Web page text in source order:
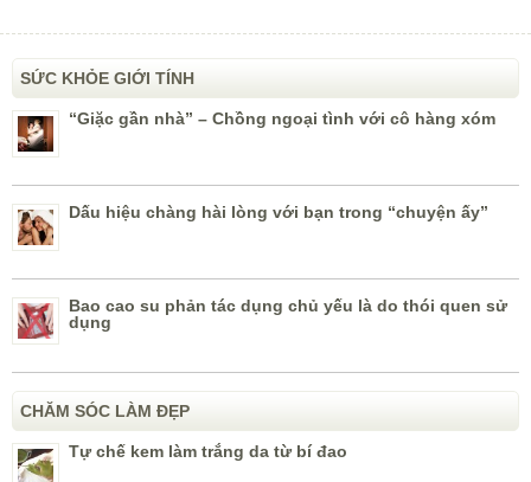
SỨC KHỎE GIỚI TÍNH
“Giặc gần nhà” – Chồng ngoại tình với cô hàng xóm
Dấu hiệu chàng hài lòng với bạn trong “chuyện ấy”
Bao cao su phản tác dụng chủ yếu là do thói quen sử
dụng
CHĂM SÓC LÀM ĐẸP
Tự chế kem làm trắng da từ bí đao